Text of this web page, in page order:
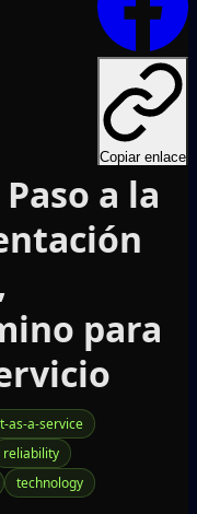
Copiar enlace
a la
para
as-a-service
reliability
technology